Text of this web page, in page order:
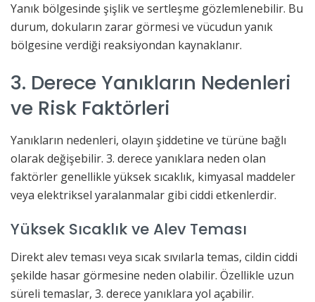
Yanık bölgesinde şişlik ve sertleşme gözlemlenebilir. Bu
durum, dokuların zarar görmesi ve vücudun yanık
bölgesine verdiği reaksiyondan kaynaklanır.
3. Derece Yanıkların Nedenleri
ve Risk Faktörleri
Yanıkların nedenleri, olayın şiddetine ve türüne bağlı
olarak değişebilir. 3. derece yanıklara neden olan
faktörler genellikle yüksek sıcaklık, kimyasal maddeler
veya elektriksel yaralanmalar gibi ciddi etkenlerdir.
Yüksek Sıcaklık ve Alev Teması
Direkt alev teması veya sıcak sıvılarla temas, cildin ciddi
şekilde hasar görmesine neden olabilir. Özellikle uzun
süreli temaslar, 3. derece yanıklara yol açabilir.